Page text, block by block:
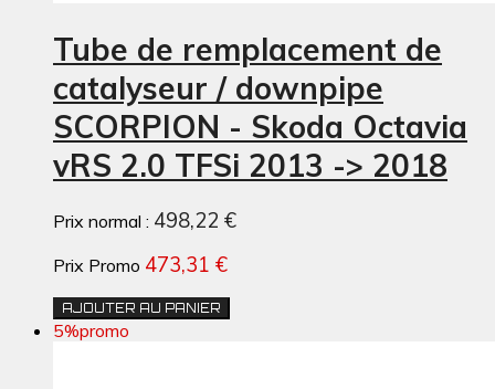
Tube de remplacement de
catalyseur / downpipe
SCORPION - Skoda Octavia
vRS 2.0 TFSi 2013 -> 2018
Prix normal : 498,22 €
Prix Promo 473,31 €
AJOUTER AU PANIER
5%promo